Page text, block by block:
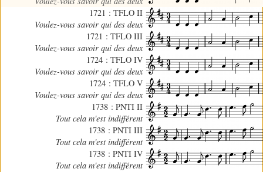
1721 : TFLO II
Voulez-vous savoir qui des deux
1721 : TFLO III
Voulez-vous savoir qui des deux
1724 : TFLO IV
Voulez-vous savoir qui des deux
1724 : TFLO V
Voulez-vous savoir qui des deux
1738 : PNTI II
Tout cela m'est indifférent
1738 : PNTI III
Tout cela m'est indifférent
1738 : PNTI IV
Tout cela m'est indifférent